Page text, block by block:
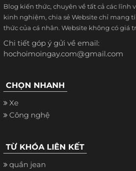
Blog kiến thức, chuyên về tất cả các lĩnh
kinh nghiệm, chia sẻ Website chỉ mang
thức của cá nhân. Website không có giá
Chi tiết góp ý gửi về email:
hochoimoingay.com@gmail.com
CHỌN NHANH
Xe
Công nghệ
TỪ KHÓA LIÊN KẾT
quần jean